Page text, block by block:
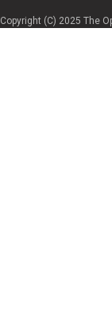
Copyright (C) 2025 The